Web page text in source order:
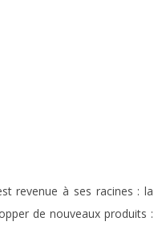
revenue à ses racines : la
de nouveaux produits :